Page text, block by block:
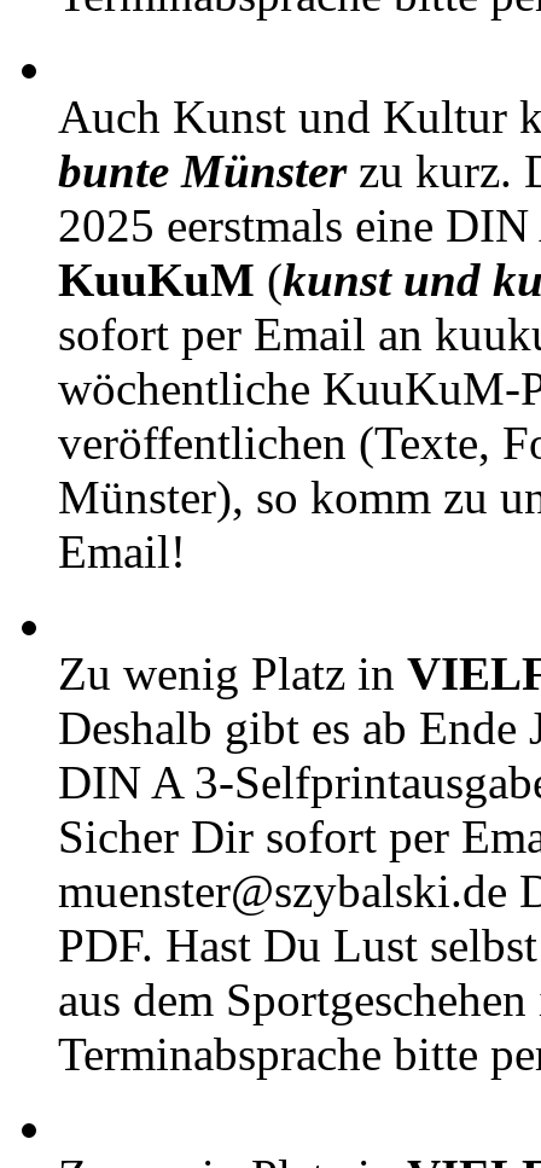
Auch Kunst und Kultur
bunte Münsterzu kurz.
2025 eerstmals eine
KuuKuM (kunst und
sofort per Email an
wöchentliche KuuKuM-
veröffentlichen (Texte,
Münster), so komm zu
Email!
Zu wenig Platz in
Deshalb gibt es ab Ende
DIN A 3-
Sicher Dir sofort per
muenster@szybalski.de
PDF. Hast Du Lust
aus dem
Terminabsprache bitte